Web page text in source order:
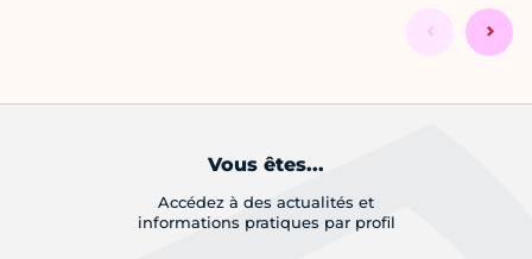
Vous êtes...
Accédez à des actualités et
informations pratiques par profil